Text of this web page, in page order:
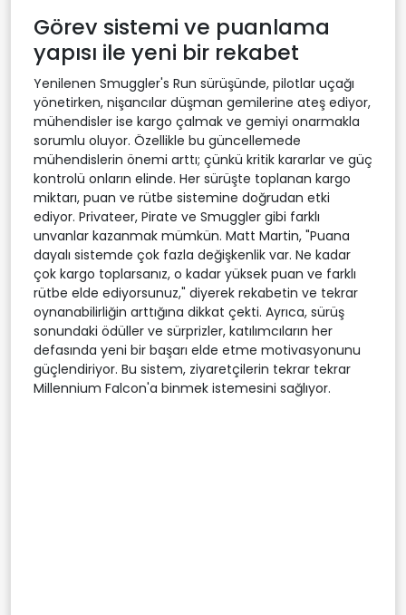
Görev sistemi ve puanlama
yapısı ile yeni bir rekabet
Yenilenen Smuggler's Run sürüşünde, pilotlar uçağı
yönetirken, nişancılar düşman gemilerine ateş ediyor,
mühendisler ise kargo çalmak ve gemiyi onarmakla
sorumlu oluyor. Özellikle bu güncellemede
mühendislerin önemi arttı; çünkü kritik kararlar ve güç
kontrolü onların elinde. Her sürüşte toplanan kargo
miktarı, puan ve rütbe sistemine doğrudan etki
ediyor. Privateer, Pirate ve Smuggler gibi farklı
unvanlar kazanmak mümkün. Matt Martin, "Puana
dayalı sistemde çok fazla değişkenlik var. Ne kadar
çok kargo toplarsanız, o kadar yüksek puan ve farklı
rütbe elde ediyorsunuz," diyerek rekabetin ve tekrar
oynanabilirliğin arttığına dikkat çekti. Ayrıca, sürüş
sonundaki ödüller ve sürprizler, katılımcıların her
defasında yeni bir başarı elde etme motivasyonunu
güçlendiriyor. Bu sistem, ziyaretçilerin tekrar tekrar
Millennium Falcon'a binmek istemesini sağlıyor.